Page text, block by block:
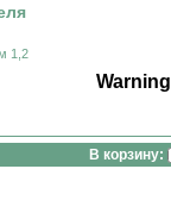
1,2
Warning
В корзину: